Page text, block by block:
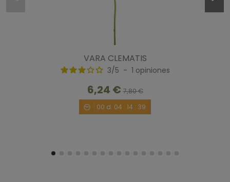
VARA CLEMATIS
3/5 - 1 opiniones
6,24 €7,80 €
00 d. 04 :14 : 38